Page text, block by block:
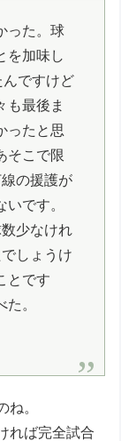
った。球
を加味し
ですけど
も最後ま
ったと思
そこで限
の援護が
です。
少なけれ
しょうけ
とです
。
ね。
れば完全試合